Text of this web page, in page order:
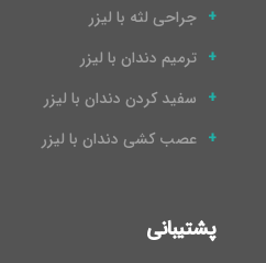
جراحی لثه با لیزر
ترمیم دندان با لیزر
سفید کردن دندان با لیزر
عصب کشی دندان با لیزر
پشتیبانی